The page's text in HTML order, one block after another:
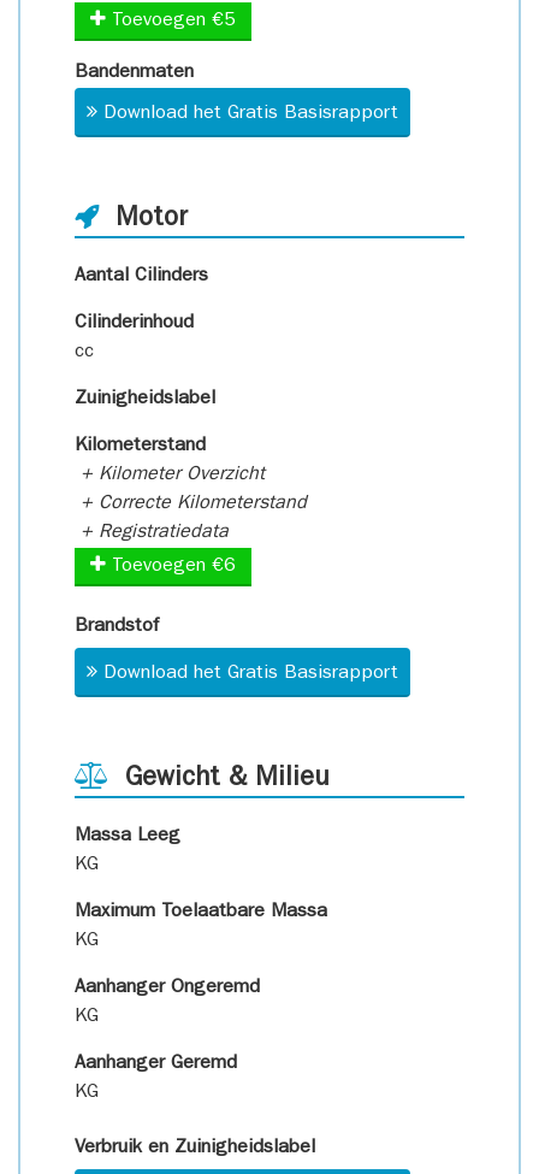
Toevoegen €5
Bandenmaten
Download het Gratis Basisrapport
Motor
Aantal Cilinders
Cilinderinhoud
cc
Zuinigheidslabel
Kilometerstand
+ Kilometer Overzicht
+ Correcte Kilometerstand
+ Registratiedata
Toevoegen €6
Brandstof
Download het Gratis Basisrapport
Gewicht & Milieu
Massa Leeg
KG
Maximum Toelaatbare Massa
KG
Aanhanger Ongeremd
KG
Aanhanger Geremd
KG
Verbruik en Zuinigheidslabel